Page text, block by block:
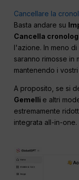
Cancellare la
Basta andare su
Cancella
l'azione. In meno
saranno rimosse in
mantenendo i
A proposito, se si
Gemelli e altri
estremamente
integrata all-in-one.